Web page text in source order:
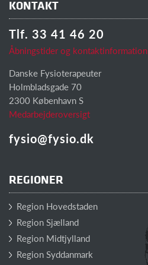
KONTAKT
Tlf. 33 41 46 20
Åbningstider og kontaktinformation
Danske Fysioterapeuter
Holmbladsgade 70
2300 København S
Medarbejderoversigt
fysio@fysio.dk
REGIONER
Region Hovedstaden
Region Sjælland
Region Midtjylland
Region Syddanmark